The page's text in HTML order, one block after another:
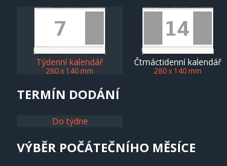
Týdenní kalendář
280 x 140 mm
Čtrnáctidenní kalendář
280 x 140 mm
TERMÍN DODÁNÍ
Do týdne
VÝBĚR POČÁTEČNÍHO MĚSÍCE